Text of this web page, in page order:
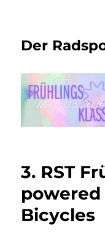
Der
3. RST
Bicycles